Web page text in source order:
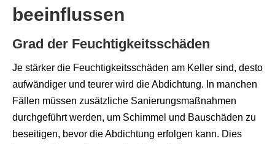
beeinflussen
Grad der Feuchtigkeitsschäden
Je stärker die Feuchtigkeitsschäden am Keller sind, desto
aufwändiger und teurer wird die Abdichtung. In manchen
Fällen müssen zusätzliche Sanierungsmaßnahmen
durchgeführt werden, um Schimmel und Bauschäden zu
beseitigen, bevor die Abdichtung erfolgen kann. Dies